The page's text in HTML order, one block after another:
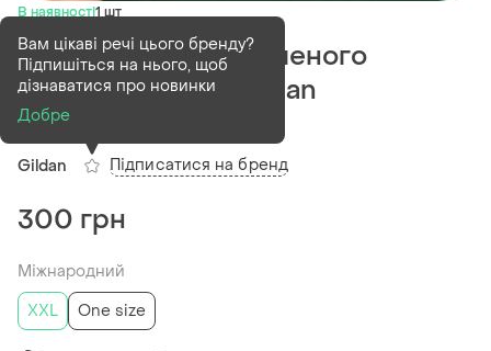
В наявності1 шт
Поло нова темнозеленого
кольору унісекс gildan
Gildan
Вам цікаві речі цього бренду?
Підпишіться на нього, щоб
дізнаватися про новинки
Добре
Підписатися на бренд
300 грн
Міжнародний
XXL
One size